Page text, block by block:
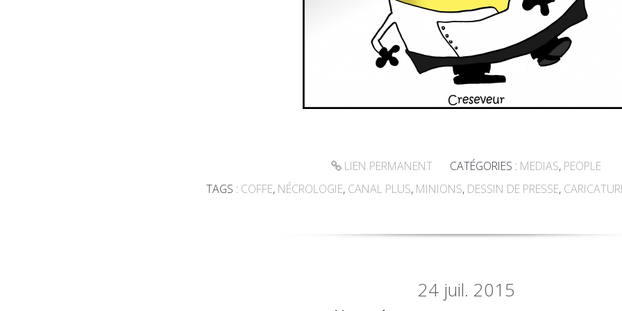
LIEN PERMANENT CATÉGORIES : MEDIAS, PEOPLE
TAGS : COFFE, NÉCROLOGIE, CANAL PLUS, MINIONS, DESSIN DE PRESSE,
24 juil. 2015